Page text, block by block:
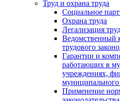
Труд и охрана труда
Социальное
Охрана труда
Легализация
Ведомственный
трудового
Гарантии и
работающих в
учреждениях,
муниципального
Применение